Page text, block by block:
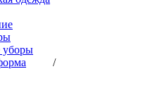
уборы
/